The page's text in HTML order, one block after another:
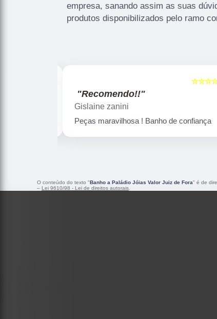
empresa, sanando assim as suas
produtos disponibilizados pelo ramo
"Recomendo!!"
Gislaine zanini
Peças maravilhosa ! Banho de confiança
O conteúdo do texto "Banho a Paládio Jóias Valor Juiz de Fora" é de
– Lei 9610/98 - Lei de direitos autorais